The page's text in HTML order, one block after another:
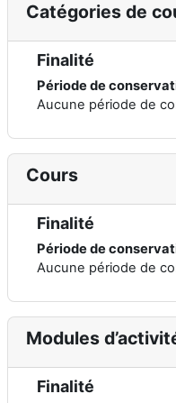
Catégories de
Finalité
Période de
Aucune période de
Cours
Finalité
Période de
Aucune période de
Modules
Finalité